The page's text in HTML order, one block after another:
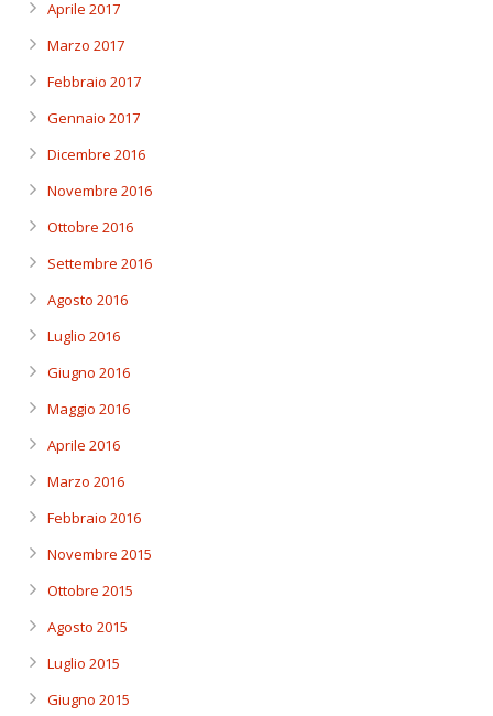
Aprile 2017
Marzo 2017
Febbraio 2017
Gennaio 2017
Dicembre 2016
Novembre 2016
Ottobre 2016
Settembre 2016
Agosto 2016
Luglio 2016
Giugno 2016
Maggio 2016
Aprile 2016
Marzo 2016
Febbraio 2016
Novembre 2015
Ottobre 2015
Agosto 2015
Luglio 2015
Giugno 2015